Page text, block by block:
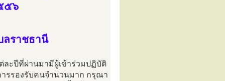
๕๖
ลราชธานี
ละปีที่ผ่านมามีผู้เข้าร่วมปฏิบัติ
รรองรับคนจำนวนมาก กรุณา